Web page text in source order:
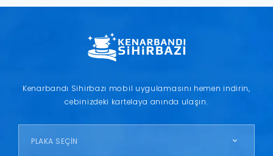
Kenarbandı Sihirbazı mobil uygulamasını hemen indirin,
cebinizdeki kartelaya anında ulaşın.
PLAKA SEÇİN